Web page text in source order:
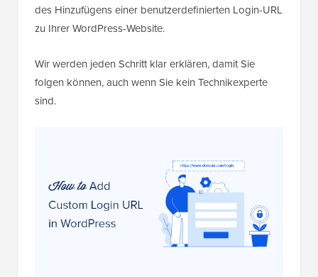
des Hinzufügens einer benutzerdefinierten Login-URL
zu Ihrer WordPress-Website.
Wir werden jeden Schritt klar erklären, damit Sie
folgen können, auch wenn Sie kein Technikexperte
sind.